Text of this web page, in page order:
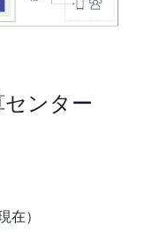
ンター
在）